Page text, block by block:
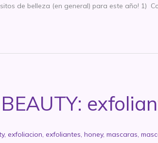
de belleza (en general) para este año! 1)
, exfoliacion, exfoliantes, honey, mascaras,